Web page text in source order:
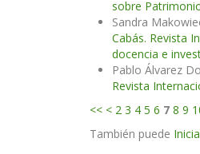
sobre
Sandra
Cabás. Revista
docencia e
Pablo Álvarez
Revista
<< < 2 3 4 5 6 7 8 9
También puede